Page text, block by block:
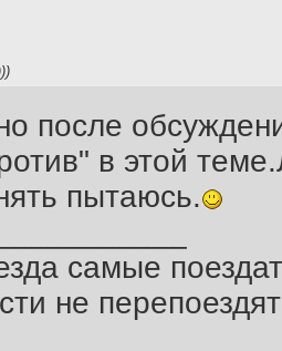
после
в этой
пытаюсь.
самые
не